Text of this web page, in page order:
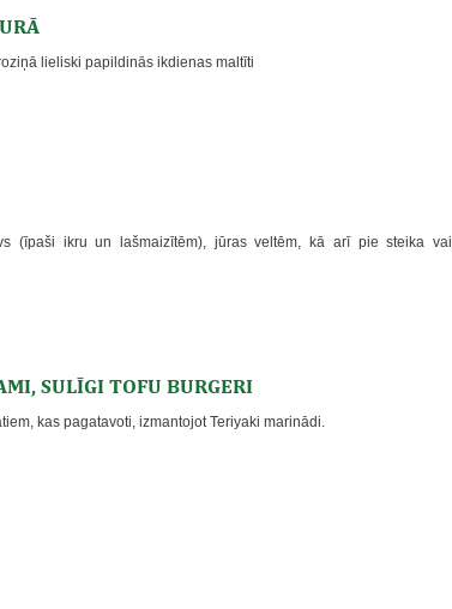
lieliski papildinās ikdienas maltīti
(īpaši ikru un lašmaizītēm), jūras veltēm, kā arī pie steika vai
SULĪGI TOFU BURGERI
kas pagatavoti, izmantojot Teriyaki marinādi.